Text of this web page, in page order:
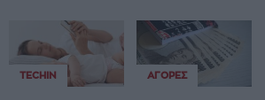
TECHIN ΑΓΟΡΈΣ